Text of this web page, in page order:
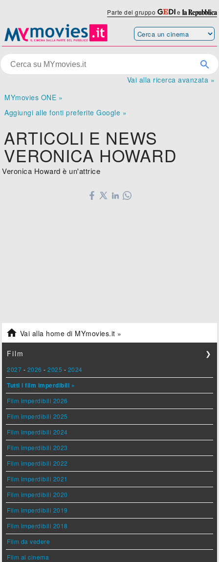
Parte del gruppo e
Vai alla ricerca avanzata »
MYmovies ONE »
Aggiungi alle fonti preferite Google »
ARTICOLI E NEWS
VERONICA HOWARD
Veronica Howard è un'attrice
 Vai alla home di MYmovies.it »
Film ❯
2027 - 2026 -2025 - 2024
Tutti i film imperdibili »
Film imperdibili 2026
Film imperdibili 2025
Film imperdibili 2024
Film imperdibili 2023
Film imperdibili 2022
Film imperdibili 2021
Film imperdibili 2020
Film imperdibili 2019
Film imperdibili 2018
Film da vedere
Film al cinema